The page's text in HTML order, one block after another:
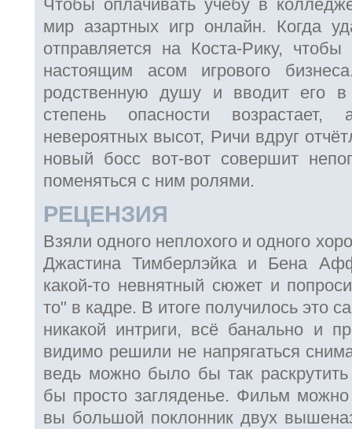
Чтобы оплачивать учёбу в
мир азартных игр онлайн. Когда
отправляется на Коста-Рику,
настоящим асом игрового
родственную душу и вводит его
степень опасности возрастает,
невероятных высот, Ричи вдруг
новый босс вот-вот совершит
поменяться с ним ролями.
РЕЦЕНЗИЯ
Взяли одного неплохого и одного
Джастина Тимберлэйка и Бена
какой-то невнятный сюжет и
то" в кадре. В итоге получилось это
никакой интриги, всё банально и
видимо решили не напрягаться
ведь можно было бы так
бы просто загляденье. Фильм можно
вы большой поклонник двух